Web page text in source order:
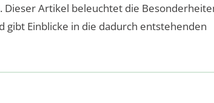
Dieser Artikel beleuchtet die
gibt Einblicke in die dadurch entstehenden